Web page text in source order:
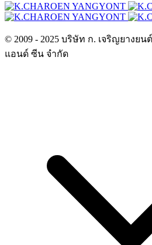
© 2009 - 2025 บริษัท ก. เจริญยางย
แอนด์ ซีน จำกัด